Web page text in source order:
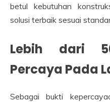
betul kebutuhan
solusi terbaik sesuai
Lebih dari
Percaya Pada
Sebagai bukti